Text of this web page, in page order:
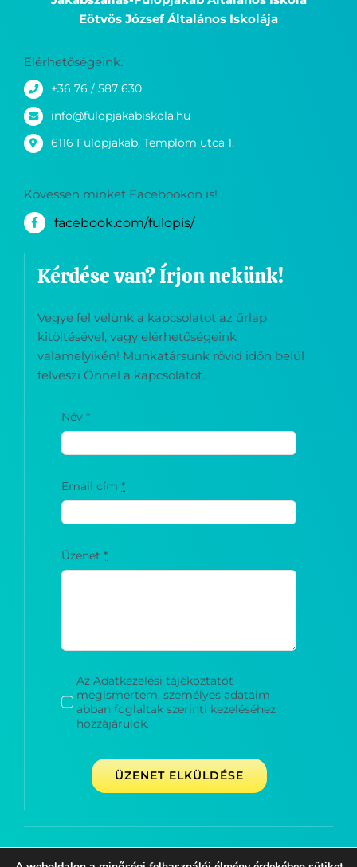
Jakabszállás-Fülöpjakab Általános Iskola
Elérhetőségeink:
+36 76 / 587 630
info@fulopjakabiskola.hu
Kövessen minket Facebookon is!
Vegye fel velünk a kapcsolatot az űrlap
kitöltésével, vagy elérhetőségeink
valamelyikén! Munkatársunk rövid időn belül
Név
Email cím
Üzenet
Az Adatkezelési tájékoztatót
megismertem, személyes adataim
abban foglaltak szerinti kezeléséhez
ÜZENET ELKÜLDÉSE